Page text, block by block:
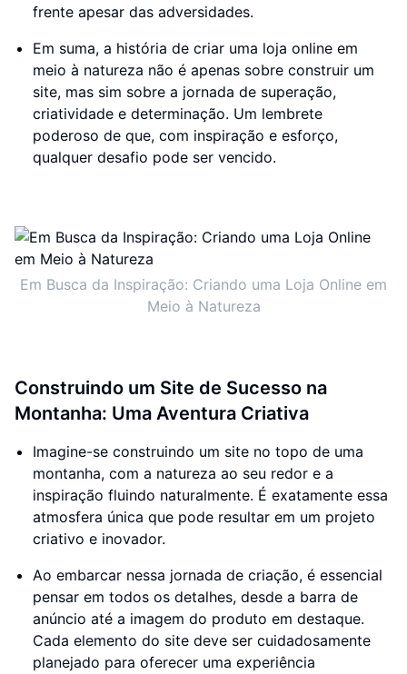
frente apesar das adversidades.
Em suma, a história de criar uma loja online em
meio à natureza não é apenas sobre construir um
site, mas sim sobre a jornada de superação,
criatividade e determinação. Um lembrete
poderoso de que, com inspiração e esforço,
qualquer desafio pode ser vencido.
Em Busca da Inspiração: Criando uma Loja Online em
Meio à Natureza
Construindo um Site de Sucesso na
Montanha: Uma Aventura Criativa
Imagine-se construindo um site no topo de uma
montanha, com a natureza ao seu redor e a
inspiração fluindo naturalmente. É exatamente essa
atmosfera única que pode resultar em um projeto
criativo e inovador.
Ao embarcar nessa jornada de criação, é essencial
pensar em todos os detalhes, desde a barra de
anúncio até a imagem do produto em destaque.
Cada elemento do site deve ser cuidadosamente
planejado para oferecer uma experiência